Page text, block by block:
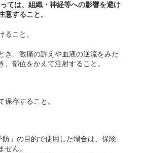
ては、組織・神経等への影響を避け
意すること。
ること。
き、激痛の訴えや血液の逆流をみた
、部位をかえて注射すること。
保存すること。
」の目的で使用した場合は、保険
せん。